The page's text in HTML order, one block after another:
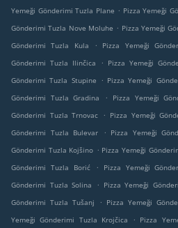
Yemeği Gönderimi Tuzla Plane . Pizza Yemeği
Gönderimi Tuzla Nove Moluhe . Pizza Yemeği
Gönderimi Tuzla Kula
. Pizza Yemeği
Gönderimi Tuzla Ilinčica
. Pizza Yemeği
Gönderimi Tuzla Stupine
. Pizza Yemeği
Gönderimi Tuzla Gradina
. Pizza Yemeği
Gönderimi Tuzla Trnovac
. Pizza Yemeği
Gönderimi Tuzla Bulevar
. Pizza Yemeği
Gönderimi Tuzla Kojšino . Pizza Yemeği
Gönderimi Tuzla Borić
. Pizza Yemeği
Gönderimi Tuzla Solina
. Pizza Yemeği
Gönderimi Tuzla Tušanj
. Pizza Yemeği
Yemeği Gönderimi Tuzla Krojčica
. Pizza